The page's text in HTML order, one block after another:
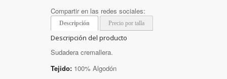
Compartir en las redes sociales:
Descripción Precio por talla
Descripción del producto
Sudadera cremallera.
Tejido: 100% Algodón